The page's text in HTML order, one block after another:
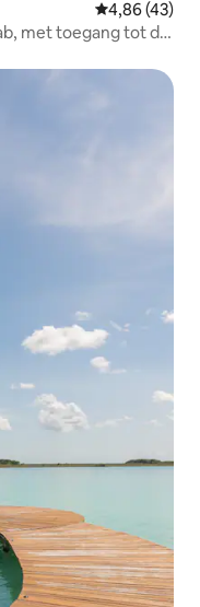
Gemiddelde
4,86 (43)
met toegang tot de